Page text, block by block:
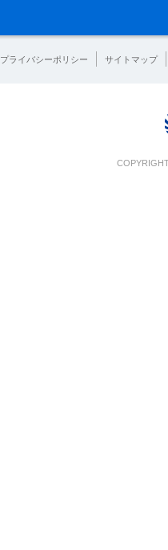
プライバシーポリシー サイトマップ